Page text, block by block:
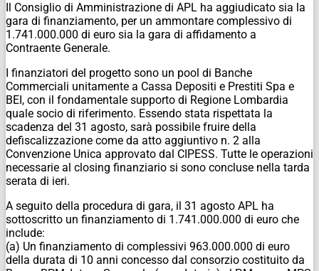
Il Consiglio di Amministrazione di APL ha aggiudicato sia la
gara di finanziamento, per un ammontare complessivo di
1.741.000.000 di euro sia la gara di affidamento a
Contraente Generale.
I finanziatori del progetto sono un pool di Banche
Commerciali unitamente a Cassa Depositi e Prestiti Spa e
BEI, con il fondamentale supporto di Regione Lombardia
quale socio di riferimento. Essendo stata rispettata la
scadenza del 31 agosto, sarà possibile fruire della
defiscalizzazione come da atto aggiuntivo n. 2 alla
Convenzione Unica approvato dal CIPESS. Tutte le operazioni
necessarie al closing finanziario si sono concluse nella tarda
serata di ieri.
A seguito della procedura di gara, il 31 agosto APL ha
sottoscritto un finanziamento di 1.741.000.000 di euro che
include:
(a) Un finanziamento di complessivi 963.000.000 di euro
della durata di 10 anni concesso dal consorzio costituito da